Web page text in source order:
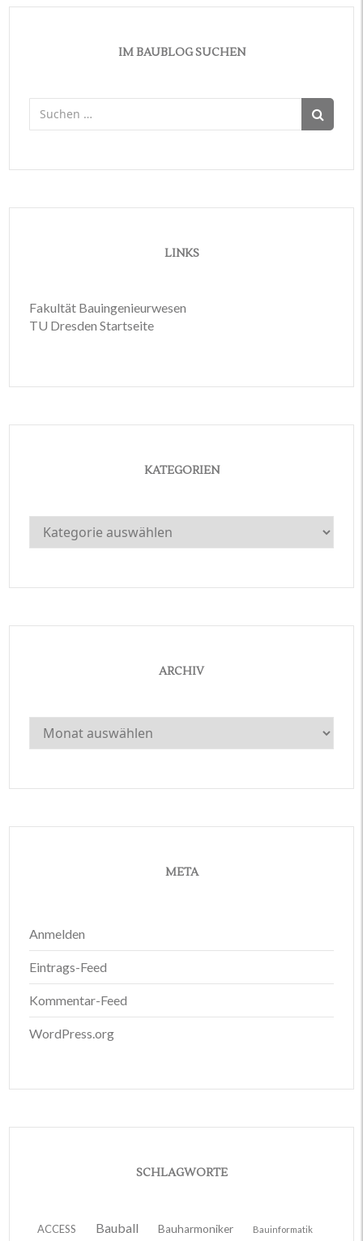
IM BAUBLOG SUCHEN
Suchen
nach:
LINKS
Fakultät Bauingenieurwesen
TU Dresden Startseite
KATEGORIEN
Kategorien
ARCHIV
Archiv
META
Anmelden
Eintrags-Feed
Kommentar-Feed
WordPress.org
SCHLAGWORTE
ACCESS Bauball Bauharmoniker Bauinformatik